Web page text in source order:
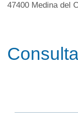
47400 Medina del